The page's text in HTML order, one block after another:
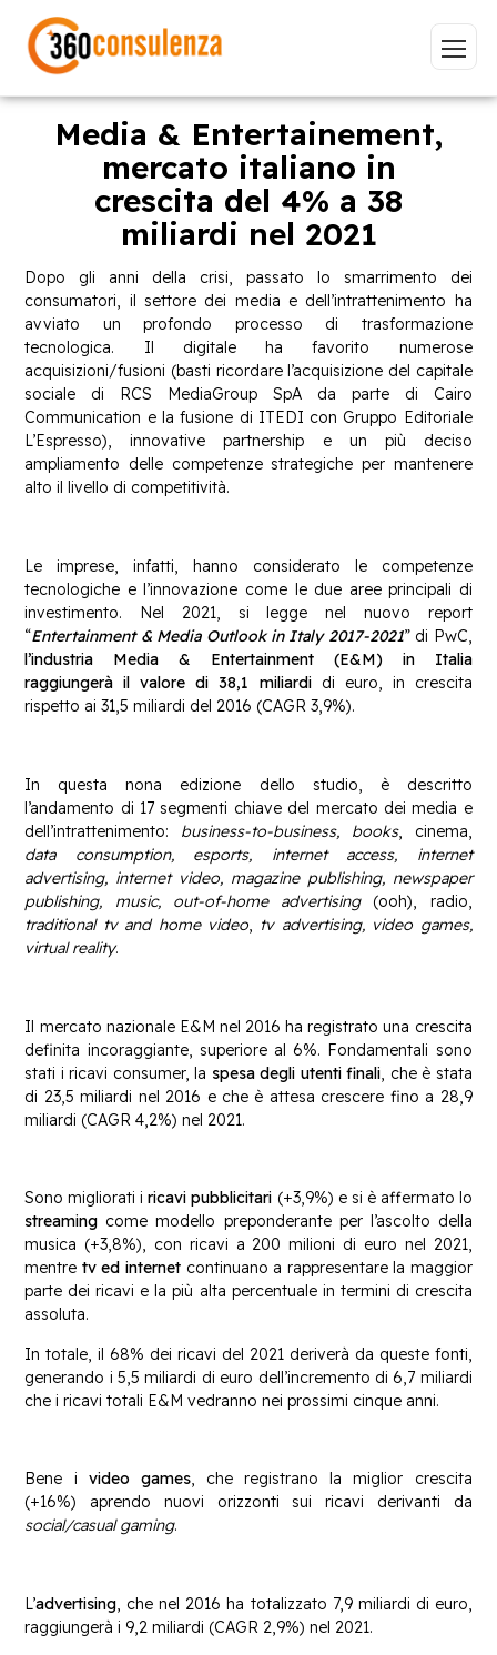
Vai
GDPR NIS2 Bandi ISO 27001
Sviluppo software BeeProd
Inizia a digitare per visualizzare le pagine consigliate.
Media & Entertainement,
mercato italiano in
crescita del 4% a 38
miliardi nel 2021
Dopo gli anni della crisi, passato lo smarrimento dei
consumatori, il settore dei media e dell’intrattenimento ha
avviato un profondo processo di trasformazione
tecnologica. Il digitale ha favorito numerose
acquisizioni/fusioni (basti ricordare l’acquisizione del capitale
sociale di RCS MediaGroup SpA da parte di Cairo
Communication e la fusione di ITEDI con Gruppo Editoriale
L’Espresso), innovative partnership e un più deciso
ampliamento delle competenze strategiche per mantenere
alto il livello di competitività.
Le imprese, infatti, hanno considerato le competenze
tecnologiche e l’innovazione come le due aree principali di
investimento. Nel 2021, si legge nel nuovo report
“Entertainment & Media Outlook in Italy 2017-2021” di PwC,
l’industria Media & Entertainment (E&M) in Italia
raggiungerà il valore di 38,1 miliardidi euro, in crescita
rispetto ai 31,5 miliardi del 2016 (CAGR 3,9%).
In questa nona edizione dello studio, è descritto
l’andamento di 17 segmenti chiave del mercato dei media e
dell’intrattenimento: business-to-business, books, cinema,
data consumption, esports, internet access, internet
advertising, internet video, magazine publishing, newspaper
publishing, music, out-of-home advertising(ooh), radio,
traditional tv and home video, tv advertising, video games,
virtual reality.
Il mercato nazionale E&M nel 2016 ha registrato una crescita
definita incoraggiante, superiore al 6%. Fondamentali sono
stati i ricavi consumer, la spesa degli utenti finali , che è stata
di 23,5 miliardi nel 2016 e che è attesa crescere fino a 28,9
miliardi (CAGR 4,2%) nel 2021.
Sono migliorati iricavi pubblicitari (+3,9%) e si è affermato lo
streaming come modello preponderante per l’ascolto della
musica (+3,8%), con ricavi a 200 milioni di euro nel 2021,
mentre tv ed internetcontinuano a rappresentare la maggior
parte dei ricavi e la più alta percentuale in termini di crescita
assoluta.
In totale, il 68% dei ricavi del 2021 deriverà da queste fonti,
generando i 5,5 miliardi di euro dell’incremento di 6,7 miliardi
che i ricavi totali E&M vedranno nei prossimi cinque anni.
Bene i video games, che registrano la miglior crescita
(+16%) aprendo nuovi orizzonti sui ricavi derivanti da
social/casual gaming.
L’advertising, che nel 2016 ha totalizzato 7,9 miliardi di euro,
raggiungerà i 9,2 miliardi (CAGR 2,9%) nel 2021.